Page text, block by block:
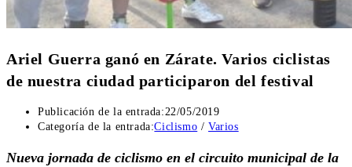
Ariel Guerra ganó en Zárate. Varios ciclistas
de nuestra ciudad participaron del festival
Publicación de la entrada:22/05/2019
Categoría de la entrada:Ciclismo / Varios
Nueva jornada de ciclismo en el circuito municipal de la